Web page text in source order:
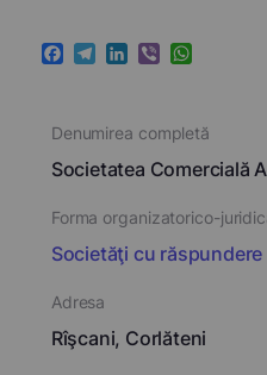
Facebook
Telegram
LinkedIn
ViberWhatsApp
Denumirea completă
Societatea Comercială
Forma organizatorico-
Societăţi cu
Adresa
Rîşcani, Corlăteni